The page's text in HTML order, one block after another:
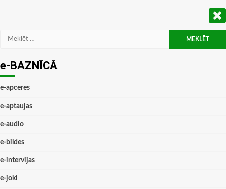
Meklēt:
e-BAZNĪCĀ
e-apceres
e-aptaujas
e-audio
e-bildes
e-intervijas
e-joki